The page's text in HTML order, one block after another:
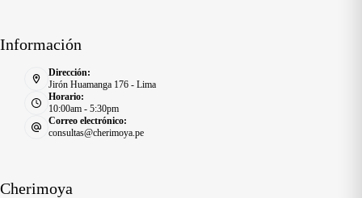
Información
Dirección:
Jirón Huamanga 176 - Lima
Horario:
10:00am - 5:30pm
Correo electrónico:
consultas@cherimoya.pe
Cherimoya